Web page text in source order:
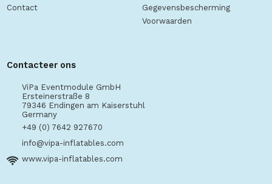
Contact
Gegevensbescherming
Voorwaarden
Contacteer ons
ViPa Eventmodule GmbH
Ersteinerstraße 8
79346 Endingen am Kaiserstuhl
Germany
+49 (0) 7642 927670
info@vipa-inflatables.com
www.vipa-inflatables.com